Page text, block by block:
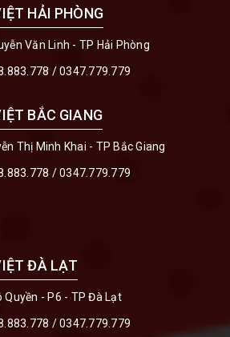
HẢI PHÒNG
Văn Linh - TP Hải Phòng
/0347.779.779
BẮC GIANG
Thị Minh Khai - TP Bắc Giang
/0347.779.779
ĐÀ LẠT
Quyền - P6 - TP Đà Lạt
/0347.779.779